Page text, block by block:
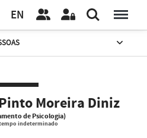
EN
Moreira Diniz
de Psicologia)
indeterminado